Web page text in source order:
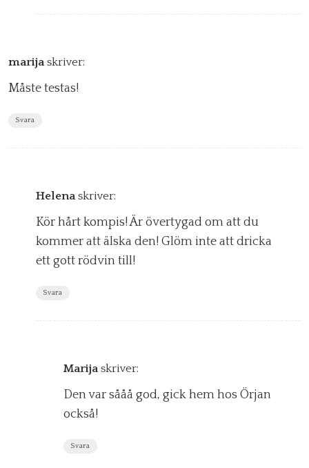
marija skriver:
Måste testas!
Svara
Helena skriver:
Kör hårt kompis! Är övertygad om att du
kommer att älska den! Glöm inte att dricka
ett gott rödvin till!
Svara
Marija skriver:
Den var sååå god, gick hem hos Örjan
också!
Svara